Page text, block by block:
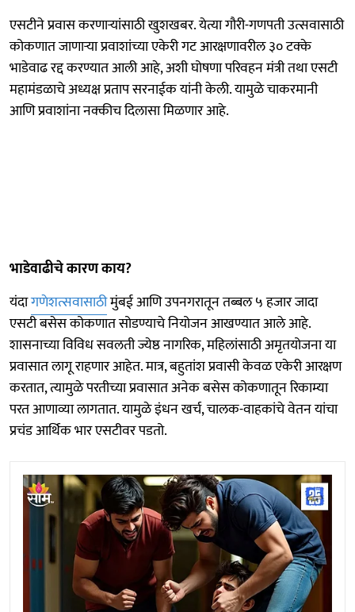
एसटीने प्रवास करणाऱ्यांसाठी खुशखबर. येत्या गौरी-गणपती उत्सवासाठी
कोकणात जाणाऱ्या प्रवाशांच्या एकेरी गट आरक्षणावरील ३० टक्के
भाडेवाढ रद्द करण्यात आली आहे, अशी घोषणा परिवहन मंत्री तथा एसटी
महामंडळाचे अध्यक्ष प्रताप सरनाईक यांनी केली. यामुळे चाकरमानी
आणि प्रवाशांना नक्कीच दिलासा मिळणार आहे.
भाडेवाढीचे कारण काय?
यंदागणेशत्सवासाठीमुंबई आणि उपनगरातून तब्बल ५ हजार जादा
एसटी बसेस कोकणात सोडण्याचे नियोजन आखण्यात आले आहे.
शासनाच्या विविध सवलती ज्येष्ठ नागरिक, महिलांसाठी अमृतयोजना या
प्रवासात लागू राहणार आहेत. मात्र, बहुतांश प्रवासी केवळ एकेरी आरक्षण
करतात, त्यामुळे परतीच्या प्रवासात अनेक बसेस कोकणातून रिकाम्या
परत आणाव्या लागतात. यामुळे इंधन खर्च, चालक-वाहकांचे वेतन यांचा
प्रचंड आर्थिक भार एसटीवर पडतो.